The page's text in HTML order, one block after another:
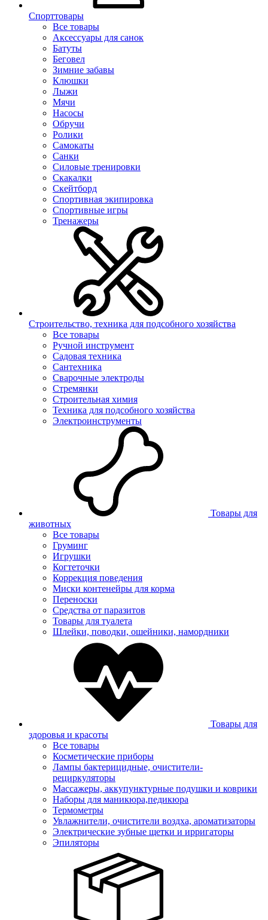
Спорттовары
Все товары
Аксессуары для санок
Батуты
Беговел
Зимние забавы
Клюшки
Лыжи
Мячи
Насосы
Обручи
Ролики
Самокаты
Санки
Силовые тренировки
Скакалки
Скейтборд
Спортивная экипировка
Спортивные игры
Тренажеры
Строительство, техника для подсобного хозяйства
Все товары
Ручной инструмент
Садовая техника
Сантехника
Сварочные электроды
Стремянки
Строительная химия
Техника для подсобного хозяйства
Электроинструменты
Товары для
животных
Все товары
Груминг
Игрушки
Когтеточки
Коррекция поведения
Миски контенейры для корма
Переноски
Средства от паразитов
Товары для туалета
Шлейки, поводки, ошейники, намордники
Товары для
здоровья и красоты
Все товары
Косметические приборы
Лампы бактерицидные, очистители-
рециркуляторы
Массажеры, аккупунктурные подушки и коврики
Наборы для маникюра,педикюра
Термометры
Увлажнители, очистители воздха, ароматизаторы
Электрические зубные щетки и ирригаторы
Эпиляторы